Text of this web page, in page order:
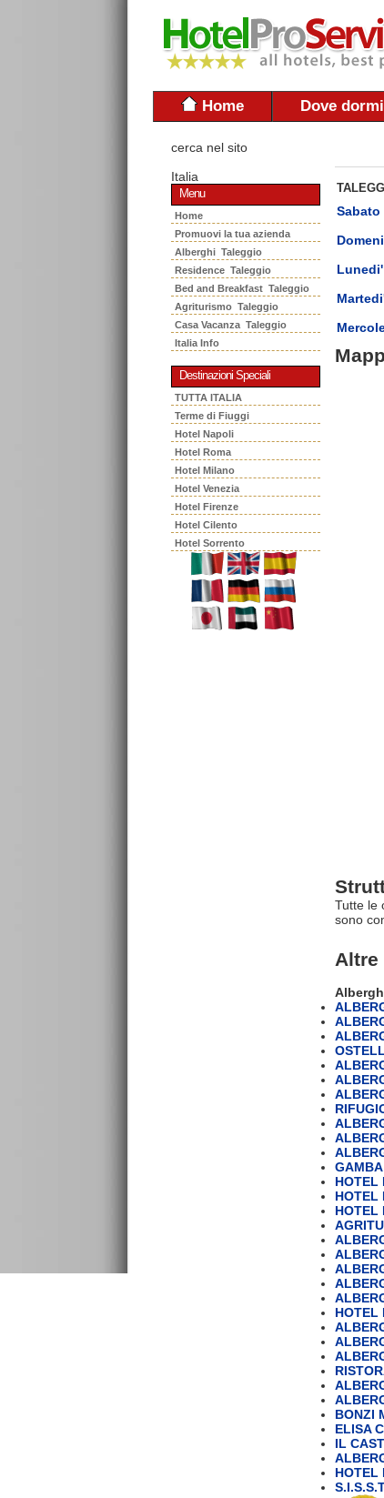
Home Dove
cerca nel sito
Italia
Menu
Home
Promuovi la tua azienda
Alberghi Taleggio
Residence Taleggio
Bed and Breakfast Taleggio
Agriturismo Taleggio
Casa Vacanza Taleggio
Italia Info
Destinazioni Speciali
TUTTA ITALIA
Terme di Fiuggi
Hotel Napoli
Hotel Roma
Hotel Milano
Hotel Venezia
Hotel Firenze
Hotel Cilento
Hotel Sorrento
Sabato
Tutte le
sono
Altre
HOTEL
HOTEL
HOTEL
HOTEL
BONZI
ELISA
IL
HOTEL